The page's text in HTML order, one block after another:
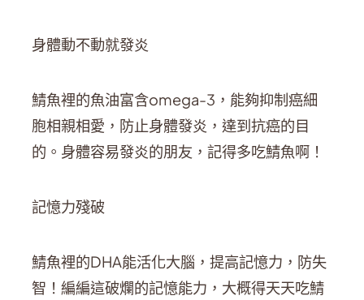
身體動不動就發炎
鯖魚裡的魚油富含omega-3，能夠抑制癌細
胞相親相愛，防止身體發炎，達到抗癌的目
的。身體容易發炎的朋友，記得多吃鯖魚啊！
記憶力殘破
鯖魚裡的DHA能活化大腦，提高記憶力，防失
智！編編這破爛的記憶能力，大概得天天吃鯖